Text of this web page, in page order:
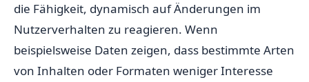
die Fähigkeit, dynamisch auf Änderungen im
Nutzerverhalten zu reagieren. Wenn
beispielsweise Daten zeigen, dass bestimmte Arten
von Inhalten oder Formaten weniger Interesse